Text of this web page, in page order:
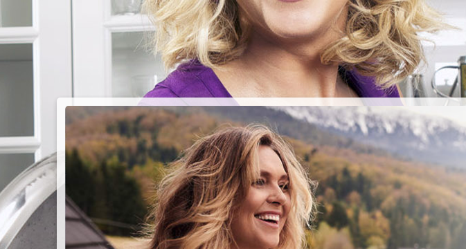
PIECZYSTE POD
CHMURKĄ!
Przepisy na grilla;-)